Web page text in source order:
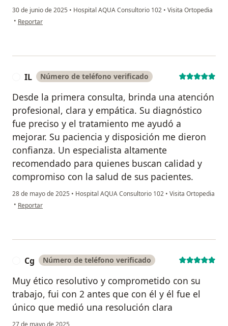
30 de junio de 2025 • Hospital AQUA Consultorio 102 • Visita Ortopedia
• en opinión del usuario MJVG
Reportar
IL Número de teléfono verificado
Desde la primera consulta, brinda una atención
profesional, clara y empática. Su diagnóstico
fue preciso y el tratamiento me ayudó a
mejorar. Su paciencia y disposición me dieron
confianza. Un especialista altamente
recomendado para quienes buscan calidad y
compromiso con la salud de sus pacientes.
28 de mayo de 2025 • Hospital AQUA Consultorio 102 • Visita Ortopedia
• en opinión del usuario IL
Reportar
Cg Número de teléfono verificado
Muy ético resolutivo y comprometido con su
trabajo, fui con 2 antes que con él y él fue el
único que medió una resolución clara